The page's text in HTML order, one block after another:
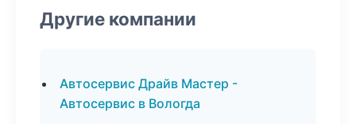
Другие компании
Автосервис Драйв Мастер -
Автосервис в Вологда